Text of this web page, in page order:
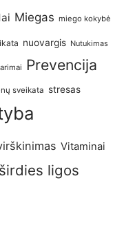
Miegas miego kokybė
nuovargis Nutukimas
Prevencija
sveikata stresas
Vitaminai
širdies ligos